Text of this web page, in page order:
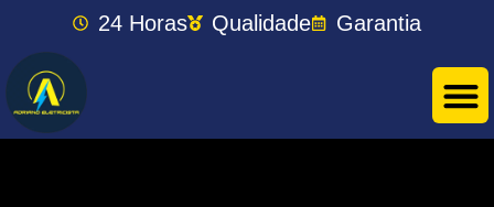
24 Horas Qualidade Garantia